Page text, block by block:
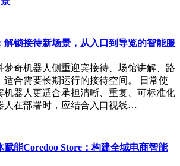
解锁接待新场景，从入口到导览的智能服
梦奇机器人侧重迎宾接待、场馆讲解、路
适合需要长期运行的接待空间。 日常使
机器人更适合承担清晰、重复、可标准化
人在部署时，应结合入口视线…
赋能Coredoo Store：构建全域电商智能